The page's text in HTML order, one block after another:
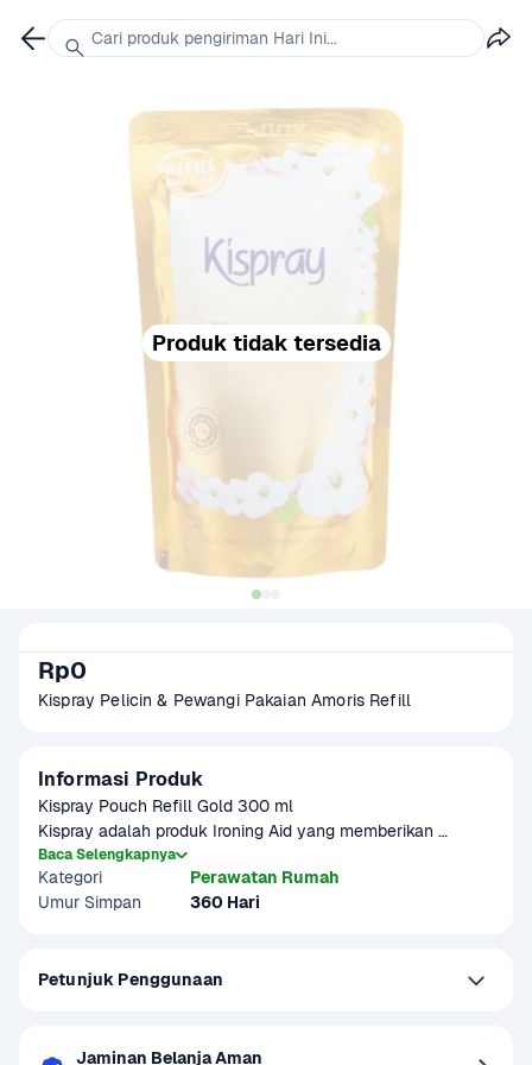
Produk tidak tersedia
Rp0
Kispray Pelicin & Pewangi Pakaian Amoris Refill
Informasi Produk
Kispray Pouch Refill Gold 300 ml
Kispray adalah produk Ironing Aid yang memberikan
keharuman tahan lama pada pakaian dan memudahkan
proses menyetrika pakaian.
Manfaat:
setrika, memberikan keharuman yang tahan lama, dan
dimethyl benzyl ammonium chloride, yang efektif
Baca Selengkapnya
Kategori
Perawatan Rumah
Umur Simpan
360 Hari
Petunjuk Penggunaan
Jaminan Belanja Aman
Cari produk pengiriman Hari Ini...